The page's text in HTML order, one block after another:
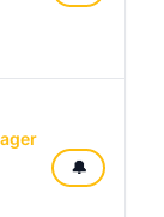
🔔